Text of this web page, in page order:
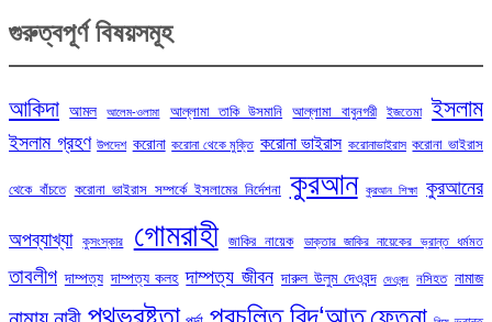
গুরুত্বপূর্ণ বিষয়সমূহ
আকিদা আমল আলেম-ওলামা আল্লামা তাকি উসমানি আল্লামা বাবুনগরী ইজতেমা ইসলাম
ইসলাম গ্রহণ উপদেশ করোনা করোনা থেকে মুক্তি করোনা ভাইরাস করোনাভাইরাস করোনা ভাইরাস
থেকে বাঁচতে করোনা ভাইরাস সম্পর্কে ইসলামের নির্দেশনা কুরআন কুরআন শিক্ষা কুরআনের
অপব্যাখ্যা কুসংস্কার গোমরাহী জাকির নায়েক ডাক্তার জাকির নায়েকের ভ্রান্ত ধর্মমত
তাবলীগ দাম্পত্য দাম্পত্য কলহ দাম্পত্য জীবন দারুল উলুম দেওবন্দ দেওবন্দ নসিহত নামাজ